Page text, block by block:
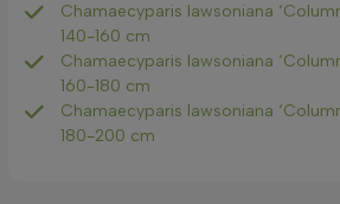
Chamaecyparis lawsoniana
140-160 cm
Chamaecyparis lawsoniana
160-180 cm
Chamaecyparis lawsoniana
180-200 cm